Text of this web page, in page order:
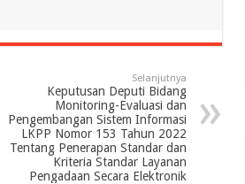
Selanjutnya
Keputusan Deputi Bidang
Monitoring-Evaluasi dan
Pengembangan Sistem Informasi
LKPP Nomor 153 Tahun 2022
Tentang Penerapan Standar dan
Kriteria Standar Layanan
Pengadaan Secara Elektronik